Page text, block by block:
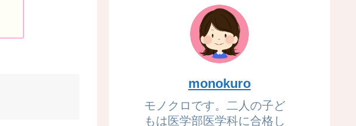
monokuro
モノクロです。二人の子ど
もは医学部医学科に合格し